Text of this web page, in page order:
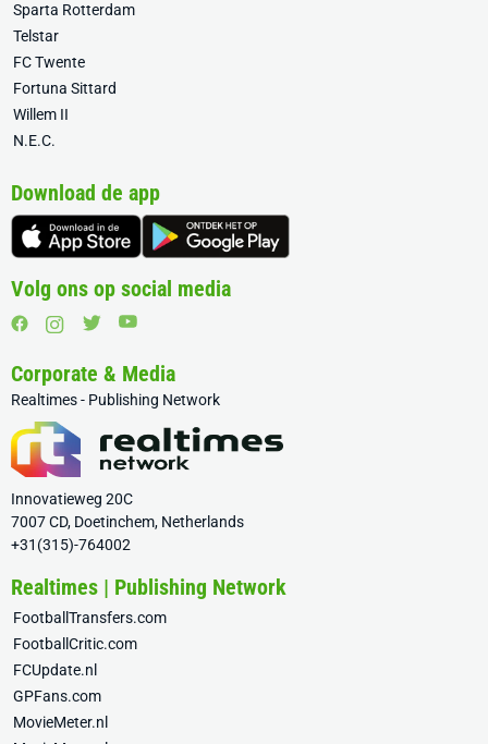
Sparta Rotterdam
Telstar
FC Twente
Fortuna Sittard
Willem II
N.E.C.
Download de app
Volg ons op social media
Corporate & Media
Realtimes - Publishing Network
Innovatieweg 20C
7007 CD, Doetinchem, Netherlands
+31(315)-764002
Realtimes | Publishing Network
FootballTransfers.com
FootballCritic.com
FCUpdate.nl
GPFans.com
MovieMeter.nl